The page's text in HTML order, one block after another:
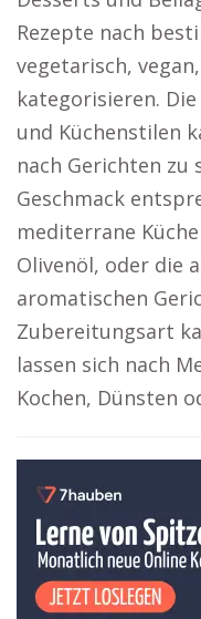
Rezepte nach
vegetarisch,
kategorisieren.
und Küchenstilen
nach Gerichten zu
Geschmack
mediterrane
Olivenöl, oder die
aromatischen
Zubereitungsart
lassen sich nach
Kochen, Dünsten